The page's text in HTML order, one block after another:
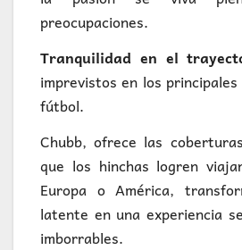
preocupaciones.
Tranquilidad en el
imprevistos en los
fútbol.
Chubb, ofrece las
que los hinchas logren
Europa o América,
latente en una experiencia
imborrables.